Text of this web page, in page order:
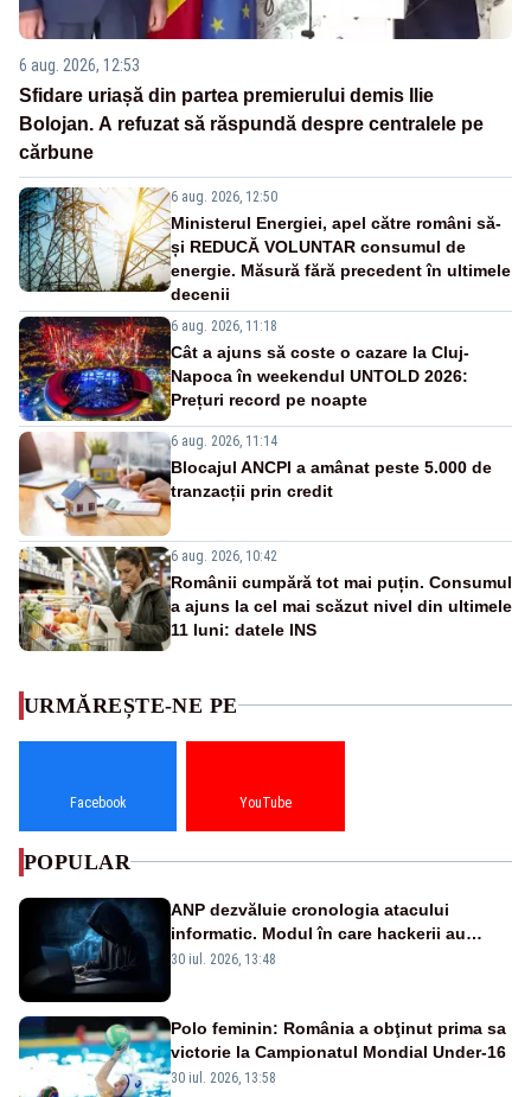
6 aug. 2026, 12:53
Sfidare uriașă din partea premierului demis Ilie
Bolojan. A refuzat să răspundă despre centralele pe
cărbune
6 aug. 2026, 12:50
Ministerul Energiei, apel către români să-
și REDUCĂ VOLUNTAR consumul de
energie. Măsură fără precedent în ultimele
decenii
6 aug. 2026, 11:18
Cât a ajuns să coste o cazare la Cluj-
Napoca în weekendul UNTOLD 2026:
Prețuri record pe noapte
6 aug. 2026, 11:14
Blocajul ANCPI a amânat peste 5.000 de
tranzacții prin credit
6 aug. 2026, 10:42
Românii cumpără tot mai puțin. Consumul
a ajuns la cel mai scăzut nivel din ultimele
11 luni: datele INS
URMĂREȘTE-NE PE
Facebook YouTube
POPULAR
ANP dezvăluie cronologia atacului
informatic. Modul în care hackerii au
pătruns în rețea rămâne necunoscut
30 iul. 2026, 13:48
Polo feminin: România a obţinut prima sa
victorie la Campionatul Mondial Under-16
30 iul. 2026, 13:58